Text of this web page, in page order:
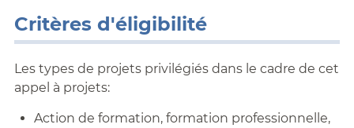
Critères d'éligibilité
Les types de projets privilégiés dans le cadre de cet
appel à projets:
Action de formation, formation professionnelle,